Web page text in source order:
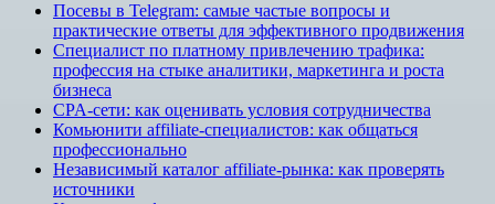
Посевы в Telegram: самые частые вопросы и
практические ответы для эффективного продвижения
Специалист по платному привлечению трафика:
профессия на стыке аналитики, маркетинга и роста
бизнеса
CPA-сети: как оценивать условия сотрудничества
Комьюнити affiliate-специалистов: как общаться
профессионально
Независимый каталог affiliate-рынка: как проверять
источники